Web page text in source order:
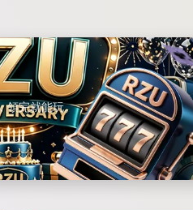
領完就能玩。